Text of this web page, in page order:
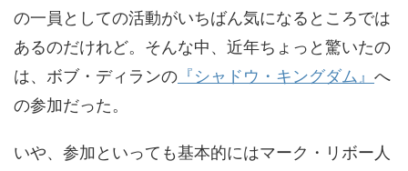
の一員としての活動がいちばん気になるところでは
あるのだけれど。そんな中、近年ちょっと驚いたの
は、ボブ・ディランの 『シャドウ・キングダム』 へ
の参加だった。
いや、参加といっても基本的にはマーク・リボー人